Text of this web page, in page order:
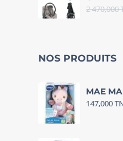
2 470,000
NOS PRODUITS
MAE
147,000